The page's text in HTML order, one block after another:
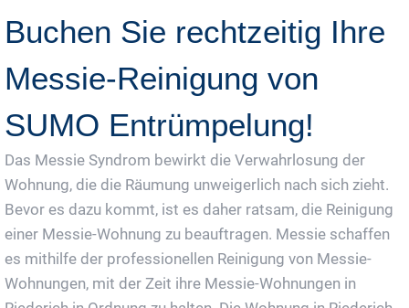
Buchen Sie rechtzeitig Ihre
Messie-Reinigung von
SUMO Entrümpelung!
Das Messie Syndrom bewirkt die Verwahrlosung der
Wohnung, die die Räumung unweigerlich nach sich zieht.
Bevor es dazu kommt, ist es daher ratsam, die Reinigung
einer Messie-Wohnung zu beauftragen. Messie schaffen
es mithilfe der professionellen Reinigung von Messie-
Wohnungen, mit der Zeit ihre Messie-Wohnungen in